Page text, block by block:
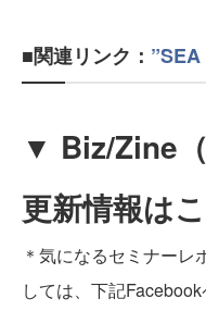
■関連リンク： ”SEA
▼ Biz/Zine
更新情報は
＊気になるセミナー
しては、下記